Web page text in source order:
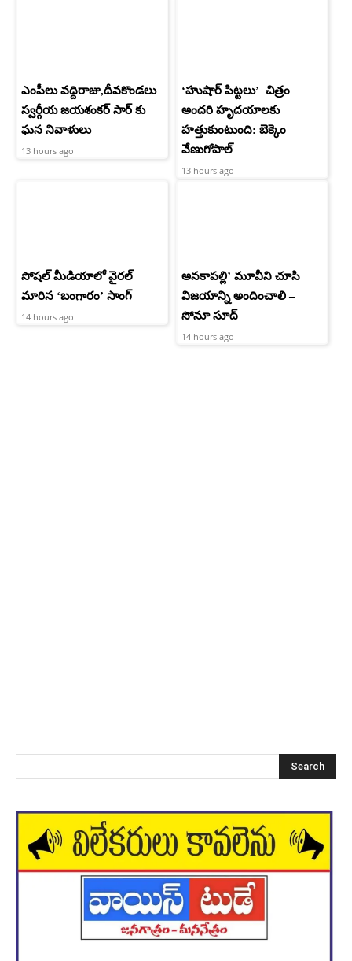
ఎంపీలు వద్దిరాజు,దీవకొండలు
స్వర్గీయ జయశంకర్ సార్ కు
ఘన నివాళులు
13 hours ago
‘హుషార్‌ పిట్టలు’ చిత్రం
అందరి హృదయాలకు
హత్తుకుంటుంది: బెక్కెం
వేణుగోపాల్‌
13 hours ago
సోషల్ మీడియాలో వైరల్
మారిన ‘బంగారం’ సాంగ్
14 hours ago
అనకాపల్లి’ మూవీని చూసి
విజయాన్ని అందించాలి –
సోనూ సూద్
14 hours ago
Search